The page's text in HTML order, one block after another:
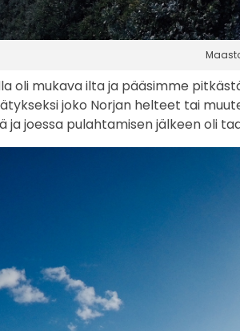
oli mukava ilta ja pääsimme
joko Norjan helteet tai
ja joessa pulahtamisen jälkeen oli